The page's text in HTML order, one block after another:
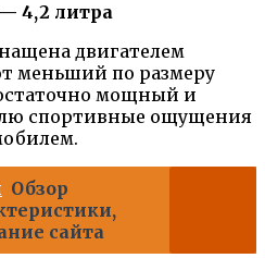
4,2 литра
двигателем
меньший по размеру
мощный и
спортивные ощущения
Обзор
сайта